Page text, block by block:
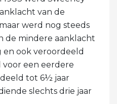
van de
werd nog steeds
de mindere aanklacht
en ook veroordeeld
voor een eerdere
tot 6½ jaar
slechts drie jaar